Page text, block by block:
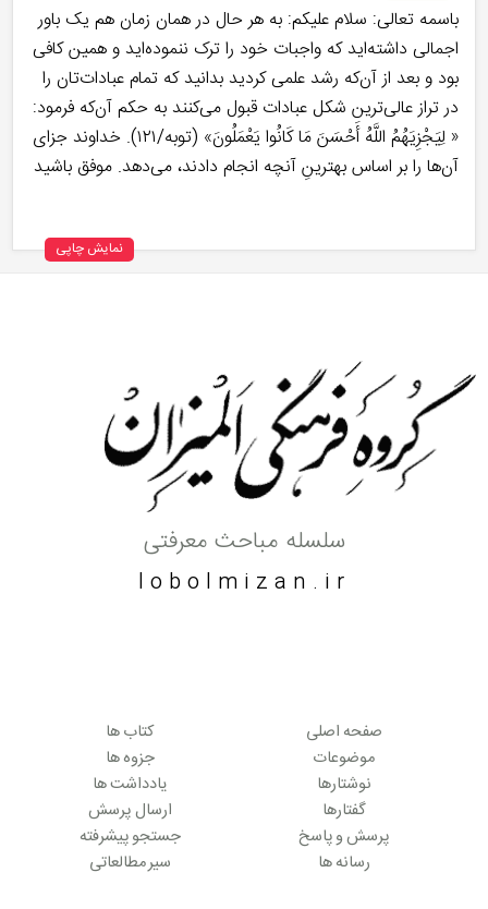
باسمه تعالی: سلام علیکم: به هر حال در همان زمان هم یک باور
اجمالی داشته‌اید که واجبات خود را ترک ننموده‌اید و همین کافی
بود و بعد از آن‌که رشد علمی کردید بدانید که تمام عبادات‌تان را
در تراز عالی‌ترین شکل عبادات قبول می‌کنند به حکم آن‌که فرمود:
« لِيَجْزِيَهُمُ اللَّهُ أَحْسَنَ مَا كَانُوا يَعْمَلُونَ» (توبه/۱۲۱). خداوند جزای
آن‌ها را بر اساس بهترینِ آنچه انجام دادند، می‌دهد. موفق باشید
نمایش چاپی
سلسله مباحث معرفتی
lobolmizan.ir
صفحه اصلی
موضوعات
نوشتارها
گفتارها
پرسش و پاسخ
رسانه ها
کتاب ها
جزوه ها
یادداشت ها
ارسال پرسش
جستجو پیشرفته
سیر مطالعاتی